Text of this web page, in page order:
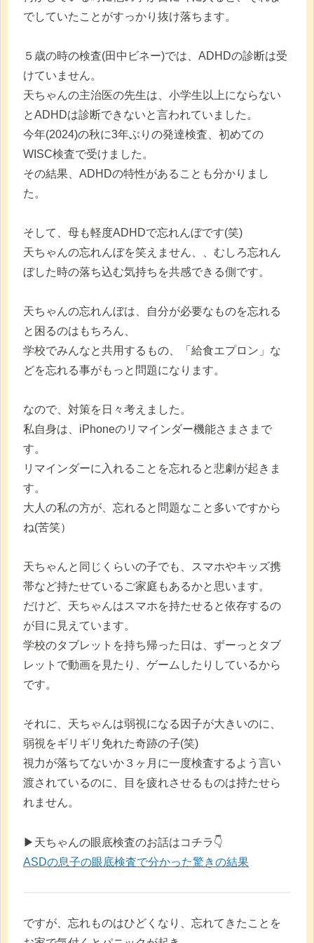
でしていたことがすっかり抜け落ちます。
５歳の時の検査(田中ビネー)では、ADHDの診断は受
けていません。
天ちゃんの主治医の先生は、小学生以上にならない
とADHDは診断できないと言われていました。
今年(2024)の秋に3年ぶりの発達検査、初めての
WISC検査で受けました。
その結果、ADHDの特性があることも分かりまし
た。
そして、母も軽度ADHDで忘れんぼです(笑)
天ちゃんの忘れんぼを笑えません、、むしろ忘れん
ぼした時の落ち込む気持ちを共感できる側です。
天ちゃんの忘れんぼは、自分が必要なものを忘れる
と困るのはもちろん、
学校でみんなと共用するもの、「給食エプロン」な
どを忘れる事がもっと問題になります。
なので、対策を日々考えました。
私自身は、iPhoneのリマインダー機能さまさまで
す。
リマインダーに入れることを忘れると悲劇が起きま
す。
大人の私の方が、忘れると問題なこと多いですから
ね(苦笑）
天ちゃんと同じくらいの子でも、スマホやキッズ携
帯など持たせているご家庭もあるかと思います。
だけど、天ちゃんはスマホを持たせると依存するの
が目に見えています。
学校のタブレットを持ち帰った日は、ずーっとタブ
レットで動画を見たり、ゲームしたりしているから
です。
それに、天ちゃんは弱視になる因子が大きいのに、
弱視をギリギリ免れた奇跡の子(笑)
視力が落ちてないか３ヶ月に一度検査するよう言い
渡されているのに、目を疲れさせるものは持たせら
れません。
▶︎天ちゃんの眼底検査のお話はコチラ👇
ASDの息子の眼底検査で分かった驚きの結果
ですが、忘れものはひどくなり、忘れてきたことを